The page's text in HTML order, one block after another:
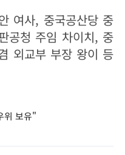
여사, 중국공산당 중
공청 주임 차이치, 중
외교부 부장 왕이 등
위 보유"